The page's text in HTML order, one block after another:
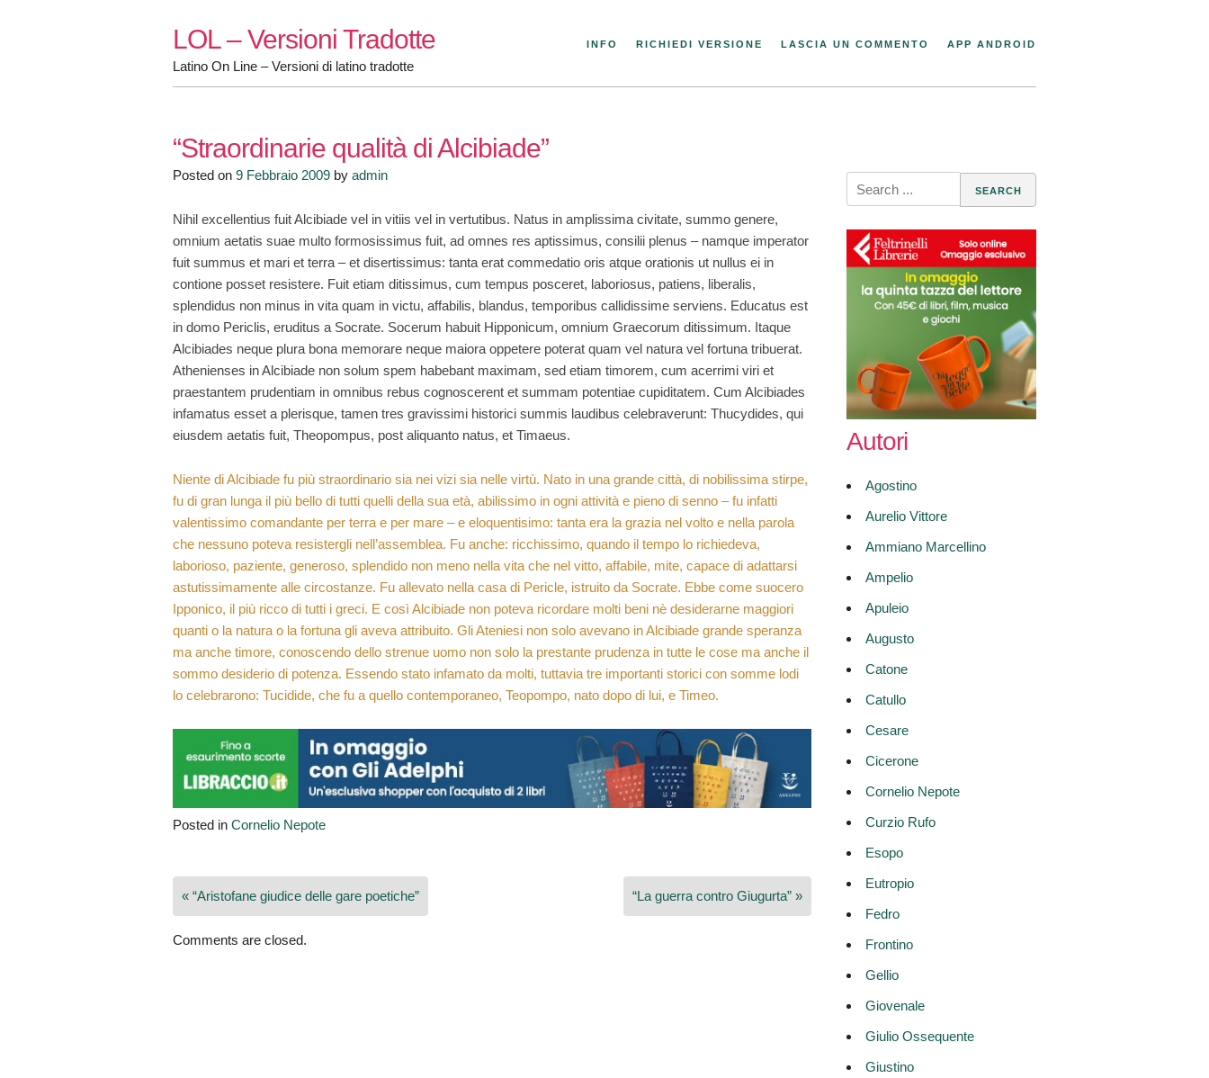
LOL – Versioni Tradotte
Latino On Line – Versioni di latino tradotte
INFO RICHIEDI VERSIONE LASCIA UN COMMENTO APP ANDROID
“Straordinarie qualità di Alcibiade”
Posted on 9 Febbraio 2009 by admin
Nihil excellentius fuit Alcibiade vel in vitiis vel in vertutibus. Natus in amplissima civitate, summo genere,
omnium aetatis suae multo formosissimus fuit, ad omnes res aptissimus, consilii plenus – namque imperator
fuit summus et mari et terra – et disertissimus: tanta erat commedatio oris atque orationis ut nullus ei in
contione posset resistere. Fuit etiam ditissimus, cum tempus posceret, laboriosus, patiens, liberalis,
splendidus non minus in vita quam in victu, affabilis, blandus, temporibus callidissime serviens. Educatus est
in domo Periclis, eruditus a Socrate. Socerum habuit Hipponicum, omnium Graecorum ditissimum. Itaque
Alcibiades neque plura bona memorare neque maiora oppetere poterat quam vel natura vel fortuna tribuerat.
Athenienses in Alcibiade non solum spem habebant maximam, sed etiam timorem, cum acerrimi viri et
praestantem prudentiam in omnibus rebus cognoscerent et summam potentiae cupiditatem. Cum Alcibiades
infamatus esset a plerisque, tamen tres gravissimi historici summis laudibus celebraverunt: Thucydides, qui
eiusdem aetatis fuit, Theopompus, post aliquanto natus, et Timaeus.
Niente di Alcibiade fu più straordinario sia nei vizi sia nelle virtù. Nato in una grande città, di nobilissima stirpe,
fu di gran lunga il più bello di tutti quelli della sua età, abilissimo in ogni attività e pieno di senno – fu infatti
valentissimo comandante per terra e per mare – e eloquentisimo: tanta era la grazia nel volto e nella parola
che nessuno poteva resistergli nell’assemblea. Fu anche: ricchissimo, quando il tempo lo richiedeva,
laborioso, paziente, generoso, splendido non meno nella vita che nel vitto, affabile, mite, capace di adattarsi
astutissimamente alle circostanze. Fu allevato nella casa di Pericle, istruito da Socrate. Ebbe come suocero
Ipponico, il più ricco di tutti i greci. E così Alcibiade non poteva ricordare molti beni nè desiderarne maggiori
quanti o la natura o la fortuna gli aveva attribuito. Gli Ateniesi non solo avevano in Alcibiade grande speranza
ma anche timore, conoscendo dello strenue uomo non solo la prestante prudenza in tutte le cose ma anche il
sommo desiderio di potenza. Essendo stato infamato da molti, tuttavia tre importanti storici con somme lodi
lo celebrarono: Tucidide, che fu a quello contemporaneo, Teopompo, nato dopo di lui, e Timeo.
Posted in Cornelio Nepote
Navigazione
articoli
« “Aristofane giudice delle gare poetiche” “La guerra contro Giugurta” »
Comments are closed.
Search
for:
Autori
Agostino
Aurelio Vittore
Ammiano Marcellino
Ampelio
Apuleio
Augusto
Catone
Catullo
Cesare
Cicerone
Cornelio Nepote
Curzio Rufo
Esopo
Eutropio
Fedro
Frontino
Gellio
Giovenale
Giulio Ossequente
Giustino